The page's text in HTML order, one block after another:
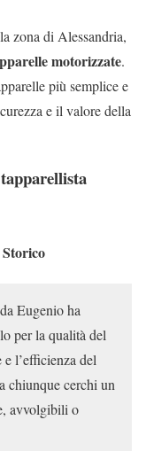
zona di Alessandria,
motorizzate.
più semplice e
e il valore della
Eugenio ha
per la qualità del
l’efficienza del
chiunque cerchi un
avvolgibili o